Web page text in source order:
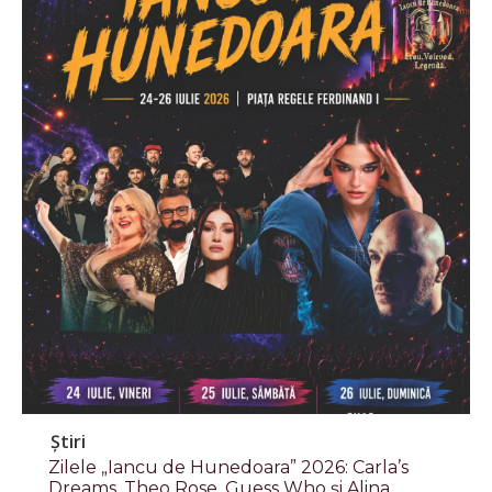
Știri
Zilele „Iancu de Hunedoara” 2026: Carla’s